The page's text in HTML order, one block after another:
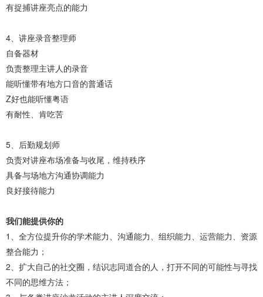
有捉捕讲座亮点的能力
4、讲座录音整理师
自备器材
负责整理主讲人的录音
能听懂带有地方口音的普通话
Z好也能听懂粤语
有耐性、肯吃苦
5、后勤规划师
负责对讲座布场准备与收尾，维持秩序
具备与场地方沟通协调能力
良好接待能力
我们能提供你的
1、全方位提升你的学术能力、沟通能力、组织能力、运营能力、资源
整合能力；
2、扩大自己的社交圈，结识志同道合的人，打开不同的可能性与寻找
不同的思维方法；